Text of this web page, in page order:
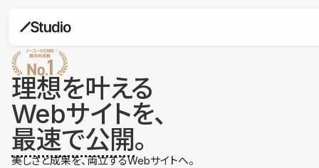
理想を叶える
Webサイトを、
最速で公開。
美しさと成果を、両立するWebサイトへ。